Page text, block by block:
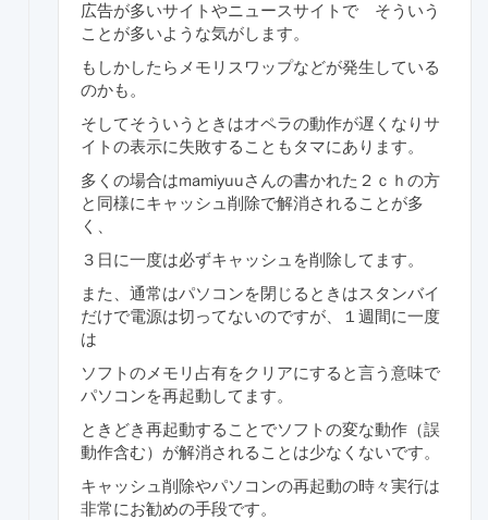
広告が多いサイトやニュースサイトで そういう
ことが多いような気がします。
もしかしたらメモリスワップなどが発生している
のかも。
そしてそういうときはオペラの動作が遅くなりサ
イトの表示に失敗することもタマにあります。
多くの場合はmamiyuuさんの書かれた２ｃｈの方
と同様にキャッシュ削除で解消されることが多
く、
３日に一度は必ずキャッシュを削除してます。
また、通常はパソコンを閉じるときはスタンバイ
だけで電源は切ってないのですが、１週間に一度
は
ソフトのメモリ占有をクリアにすると言う意味で
パソコンを再起動してます。
ときどき再起動することでソフトの変な動作（誤
動作含む）が解消されることは少なくないです。
キャッシュ削除やパソコンの再起動の時々実行は
非常にお勧めの手段です。